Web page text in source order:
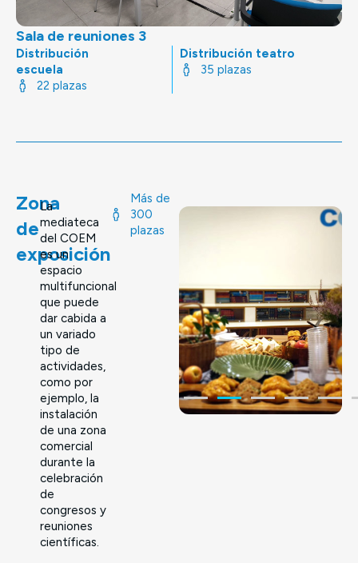
Sala de reuniones 3
Distribución
escuela
22 plazas
Distribución teatro
35 plazas
Zona
de
exposición
La
mediateca
del COEM
es un
espacio
multifuncional
que puede
dar cabida a
un variado
tipo de
actividades,
como por
ejemplo, la
instalación
de una zona
comercial
durante la
celebración
de
congresos y
reuniones
científicas.
Más de
300
plazas